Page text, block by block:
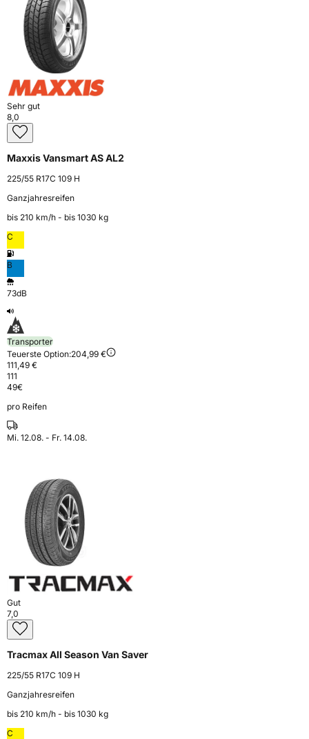
Sehr gut
8,0
Maxxis Vansmart AS AL2
225/55 R17C 109 H
Ganzjahresreifen
bis 210 km⁠/⁠h - bis 1030 kg
C
B
73dB
Transporter
Teuerste Option:204,99 €
111,49 €
111
49€
pro Reifen
Mi. 12.08. - Fr. 14.08.
Gut
7,0
Tracmax All Season Van Saver
225/55 R17C 109 H
Ganzjahresreifen
bis 210 km⁠/⁠h - bis 1030 kg
C